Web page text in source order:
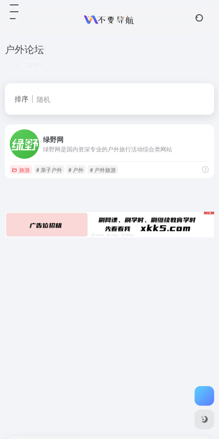
户外论坛
排序 随机
绿野网
绿野网是国内资深专业的户外旅行活动综合类网站
旅游 # 亲子户外 # 户外 # 户外旅游